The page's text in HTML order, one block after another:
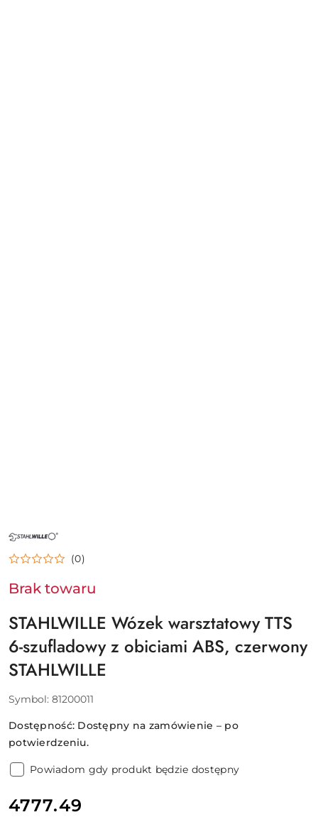
NAZWA
PRODUCENTA:
STAHLWILLE
(0)
Brak towaru
STAHLWILLE Wózek warsztatowy TTS
6-szufladowy z obiciami ABS, czerwony
STAHLWILLE
Symbol: 81200011
Dostępność: Dostępny na zamówienie – po
potwierdzeniu.
Powiadom gdy produkt będzie dostępny
cena:
4777.49